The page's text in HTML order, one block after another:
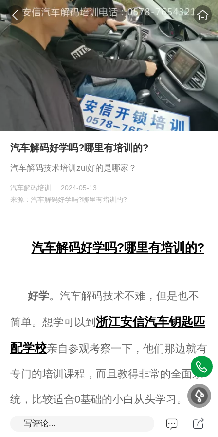
汽车解码好学吗?哪里有培训的?
汽车解码技术培训zui好的是哪家？
汽车解码培训
2024-05-13
来源：汽车解码好学吗?哪里有培训的?
汽车解码好学吗?哪里有培训的?
好学。汽车解码技术不难，但是也不
简单。想学可以到 浙江安信汽车钥匙匹
配学校亲自参观考察一下，他们那边就有
专门的培训课程，而且教得非常的全面系
统，比较适合0基础的小白从头学习。
写评论...